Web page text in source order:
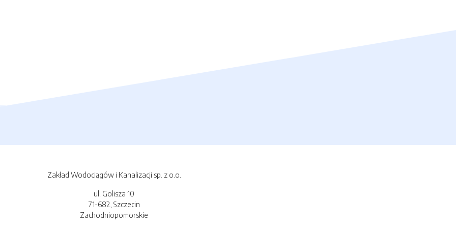
Zakład Wodociągów i Kanalizacji sp. z o.o.
ul. Golisza 10
71-682, Szczecin
Zachodniopomorskie